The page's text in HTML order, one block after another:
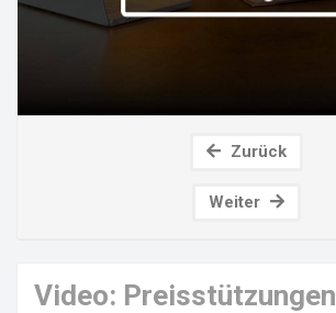
Zurück
Weiter
Video: Preisstützungen